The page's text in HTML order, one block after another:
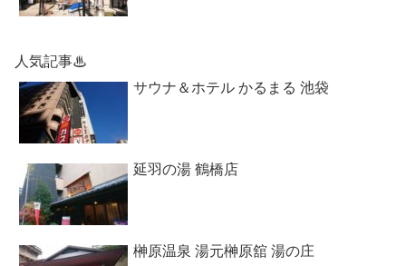
人気記事♨
サウナ＆ホテル かるまる 池袋
延羽の湯 鶴橋店
榊原温泉 湯元榊原舘 湯の庄